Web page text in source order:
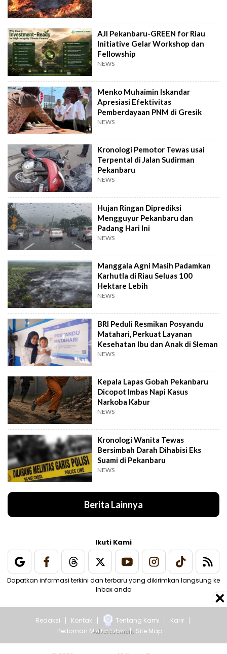
AJI Pekanbaru-GREEN for Riau
Initiative Gelar Workshop dan
Fellowship
NEWS
Menko Muhaimin Iskandar
Apresiasi Efektivitas
Pemberdayaan PNM di Gresik
NEWS
Kronologi Pemotor Tewas usai
Terpental di Jalan Sudirman
Pekanbaru
NEWS
Hujan Ringan Diprediksi
Mengguyur Pekanbaru dan
Padang Hari Ini
NEWS
Manggala Agni Masih Padamkan
Karhutla di Riau Seluas 100
Hektare Lebih
NEWS
BRI Peduli Resmikan Posyandu
Matahari, Perkuat Layanan
Kesehatan Ibu dan Anak di Sleman
NEWS
Kepala Lapas Gobah Pekanbaru
Dicopot Imbas Napi Kasus
Narkoba Kabur
NEWS
Kronologi Wanita Tewas
Bersimbah Darah Dihabisi Eks
Suami di Pekanbaru
NEWS
Berita Lainnya
Ikuti Kami
Dapatkan informasi terkini dan terbaru yang dikirimkan langsung ke
Inbox anda
Redaksi Kontak Tentang Kami
Karir
Pedoman Media Siber
Site Map